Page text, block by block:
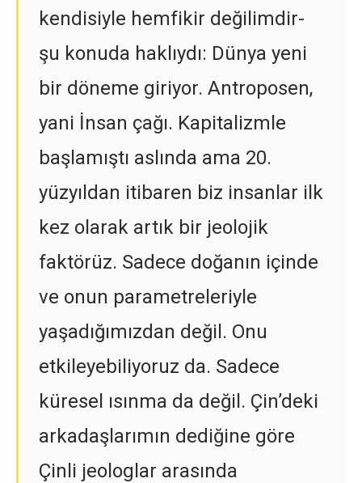
kendisiyle hemfikir değilimdir-
şu konuda haklıydı: Dünya yeni
bir döneme giriyor. Antroposen,
yani İnsan çağı. Kapitalizmle
başlamıştı aslında ama 20.
yüzyıldan itibaren biz insanlar ilk
kez olarak artık bir jeolojik
faktörüz. Sadece doğanın içinde
ve onun parametreleriyle
yaşadığımızdan değil. Onu
etkileyebiliyoruz da. Sadece
küresel ısınma da değil. Çin’deki
arkadaşlarımın dediğine göre
Çinli jeologlar arasında